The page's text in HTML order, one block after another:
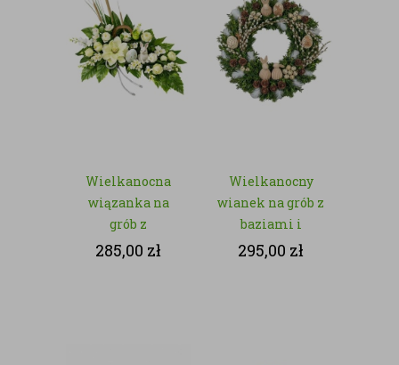
Wielkanocna
wiązanka na
grób z
zajączkiem i
285,00 zł
Wielkanocny
wianek na grób z
baziami i
zajączkami –
295,00 zł